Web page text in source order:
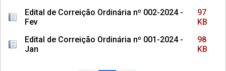
Edital de Correição Ordinária nº 002-2024 -
Fev
97
KB
Edital de Correição Ordinária nº 001-2024 -
Jan
98
KB